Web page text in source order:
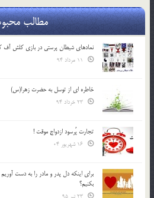
مطالب
نمادهای شیطان پرستی در بازی کلش آف
خاطره ای از توسل به حضرت زهرا(س)
تجارت پُرسود ازدواج موقت !
براي اينكه دل پدر و مادر را به دست
بكنيم؟